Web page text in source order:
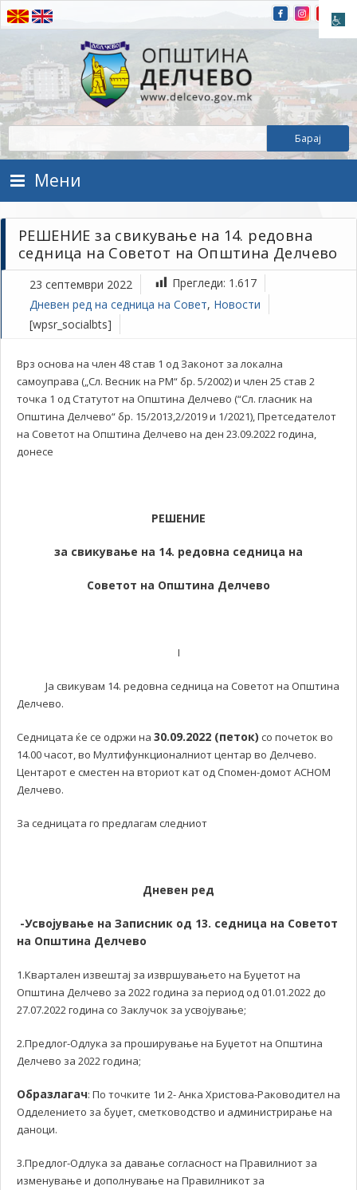
Прескокнете на содржината
Општина Делчево
Општина Делчево
Мени
РЕШЕНИЕ за свикување на 14. редовна
седница на Советот на Општина Делчево
23 септември 2022 Прегледи: 1.617
Дневен ред на седница на Совет, Новости
[wpsr_socialbts]
Врз основа на член 48 став 1 од Законот за локална
самоуправа („Сл. Весник на РМ“ бр. 5/2002) и член 25 став 2
точка 1 од Статутот на Општина Делчево (“Сл. гласник на
Општина Делчево“ бр. 15/2013,2/2019 и 1/2021), Претседателот
на Советот на Општина Делчево на ден 23.09.2022 година,
донесe
РЕШЕНИЕ
за свикување на 14. редовна седница на
Советот на Општина Делчево
I
Ја свикувам 14. редовна седница на Советот на Општина
Делчево.
Седницата ќе се одржи на 30.09.2022 (петок) со почеток во
14.00 часот, во Мултифункционалниот центар во Делчево.
Центарот е сместен на вториот кат од Спомен-домот АСНОМ
Делчево.
За седницата го предлагам следниот
Дневен ред
-Усвојување на Записник од 13. седница на Советот
на Општина Делчево
1.Квартален извештај за извршувањето на Буџетот на
Општина Делчево за 2022 година за период од 01.01.2022 до
27.07.2022 година со Заклучок за усвојување;
2.Предлог-Одлука за проширување на Буџетот на Општина
Делчево за 2022 година;
Образлагач: По точките 1и 2- Анка Христова-Раководител на
Одделението за буџет, сметководство и администрирање на
даноци.
3.Предлог-Одлука за давање согласност на Правилниот за
изменување и дополнување на Правилникот за